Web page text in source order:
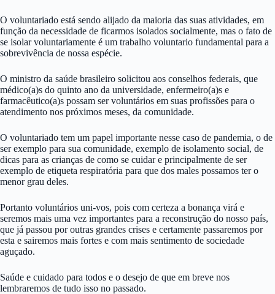
O voluntariado está sendo alijado da maioria das suas atividades, em
função da necessidade de ficarmos isolados socialmente, mas o fato de
se isolar voluntariamente é um trabalho voluntario fundamental para a
sobrevivência de nossa espécie.
O ministro da saúde brasileiro solicitou aos conselhos federais, que
médico(a)s do quinto ano da universidade, enfermeiro(a)s e
farmacêutico(a)s possam ser voluntários em suas profissões para o
atendimento nos próximos meses, da comunidade.
O voluntariado tem um papel importante nesse caso de pandemia, o de
ser exemplo para sua comunidade, exemplo de isolamento social, de
dicas para as crianças de como se cuidar e principalmente de ser
exemplo de etiqueta respiratória para que dos males possamos ter o
menor grau deles.
Portanto voluntários uni-vos, pois com certeza a bonança virá e
seremos mais uma vez importantes para a reconstrução do nosso país,
que já passou por outras grandes crises e certamente passaremos por
esta e sairemos mais fortes e com mais sentimento de sociedade
aguçado.
Saúde e cuidado para todos e o desejo de que em breve nos
lembraremos de tudo isso no passado.